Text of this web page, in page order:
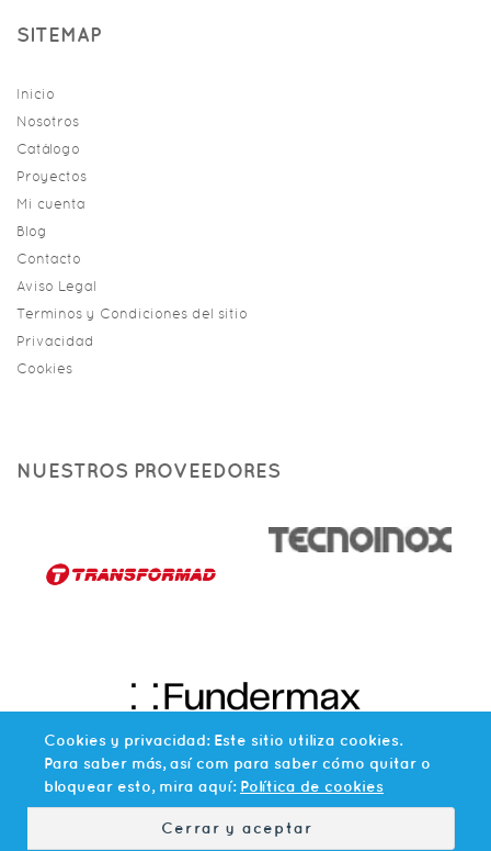
SITEMAP
Inicio
Nosotros
Catálogo
Proyectos
Mi cuenta
Blog
Contacto
Aviso Legal
Terminos y Condiciones del sitio
Privacidad
Cookies
NUESTROS PROVEEDORES
© 2026 AGLOVAL. TODOS LOS
Cookies y privacidad: Este sitio utiliza cookies.
Para saber más, así com para saber cómo quitar o
bloquear esto, mira aquí: Política de cookies